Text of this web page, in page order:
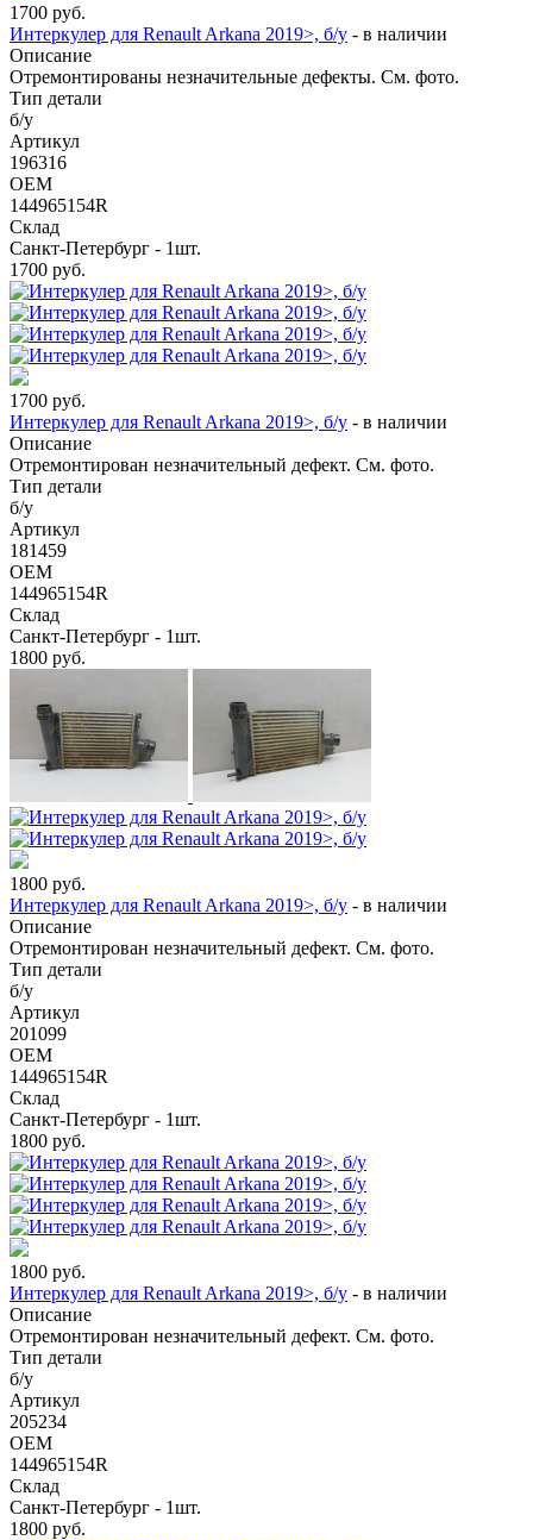
1700 руб.
Интеркулер для Renault Arkana 2019>, б/у - в наличии
Описание
Отремонтированы незначительные дефекты. См. фото.
Тип детали
б/у
Артикул
196316
OEM
144965154R
Склад
Санкт-Петербург - 1шт.
1700 руб.
1700 руб.
Интеркулер для Renault Arkana 2019>, б/у - в наличии
Описание
Отремонтирован незначительный дефект. См. фото.
Тип детали
б/у
Артикул
181459
OEM
144965154R
Склад
Санкт-Петербург - 1шт.
1800 руб.
1800 руб.
Интеркулер для Renault Arkana 2019>, б/у - в наличии
Описание
Отремонтирован незначительный дефект. См. фото.
Тип детали
б/у
Артикул
201099
OEM
144965154R
Склад
Санкт-Петербург - 1шт.
1800 руб.
1800 руб.
Интеркулер для Renault Arkana 2019>, б/у - в наличии
Описание
Отремонтирован незначительный дефект. См. фото.
Тип детали
б/у
Артикул
205234
OEM
144965154R
Склад
Санкт-Петербург - 1шт.
1800 руб.